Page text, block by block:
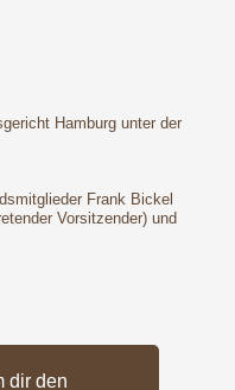
dir den
Hamburg unter der
Frank Bickel
Vorsitzender) und
Disclaimer